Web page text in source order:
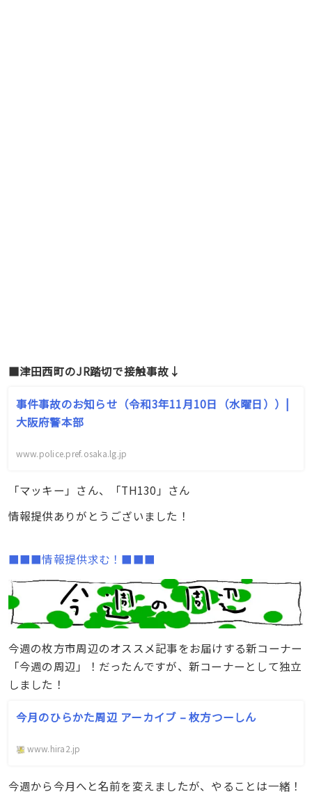
■津田西町のJR踏切で接触事故↓
事件事故のお知らせ（令和3年11月10日（水曜日））|
大阪府警本部
www.police.pref.osaka.lg.jp
「マッキー」さん、「TH130」さん
情報提供ありがとうございました！
■■■情報提供求む！■■■
今週の枚方市周辺のオススメ記事をお届けする新コーナー
「今週の周辺」！だったんですが、新コーナーとして独立
しました！
今月のひらかた周辺 アーカイブ – 枚方つーしん
www.hira2.jp
今週から今月へと名前を変えましたが、やることは一緒！